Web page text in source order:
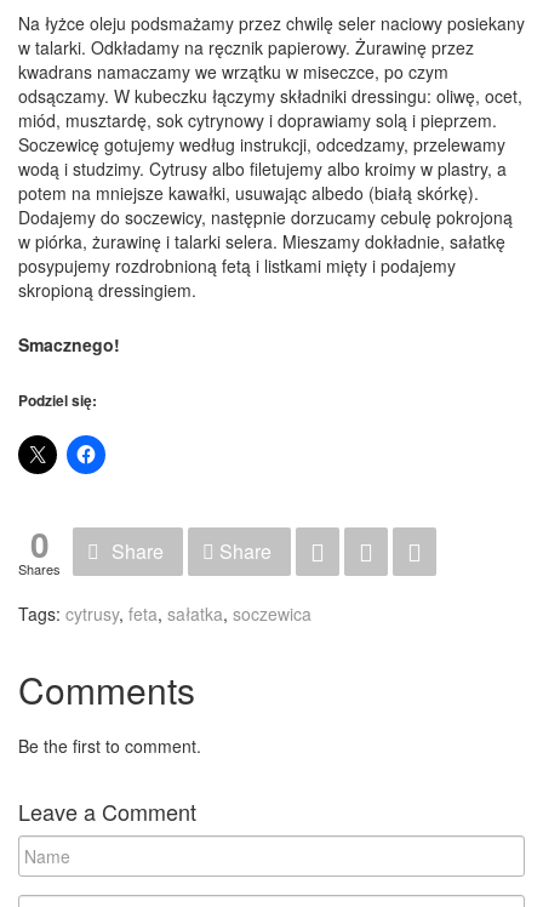
Na łyżce oleju podsmażamy przez chwilę seler naciowy posiekany
w talarki. Odkładamy na ręcznik papierowy. Żurawinę przez
kwadrans namaczamy we wrzątku w miseczce, po czym
odsączamy. W kubeczku łączymy składniki dressingu: oliwę, ocet,
miód, musztardę, sok cytrynowy i doprawiamy solą i pieprzem.
Soczewicę gotujemy według instrukcji, odcedzamy, przelewamy
wodą i studzimy. Cytrusy albo filetujemy albo kroimy w plastry, a
potem na mniejsze kawałki, usuwając albedo (białą skórkę).
Dodajemy do soczewicy, następnie dorzucamy cebulę pokrojoną
w piórka, żurawinę i talarki selera. Mieszamy dokładnie, sałatkę
posypujemy rozdrobnioną fetą i listkami mięty i podajemy
skropioną dressingiem.
Smacznego!
Podziel się:
0
Shares
Share Share
Tags: cytrusy, feta, sałatka, soczewica
Comments
Be the first to comment.
Leave a Comment